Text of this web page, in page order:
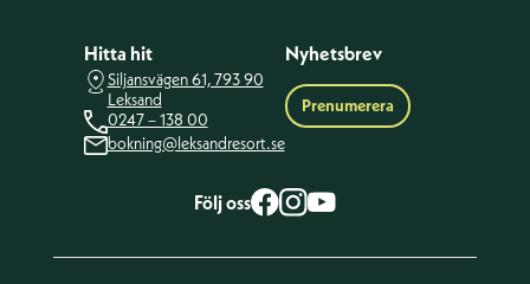
Hitta hit
Siljansvägen 61, 793 90
Leksand
0247 – 138 00
bokning@leksandresort.se
Nyhetsbrev
Prenumerera
Följ ossfacebook
Instagram
Youtube